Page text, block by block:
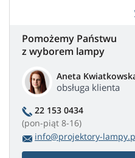
Pomożemy Państwu
z wyborem lampy
Aneta
obsługa klienta
22 153 0434
(pon-piąt 8-16)
info@projektory-